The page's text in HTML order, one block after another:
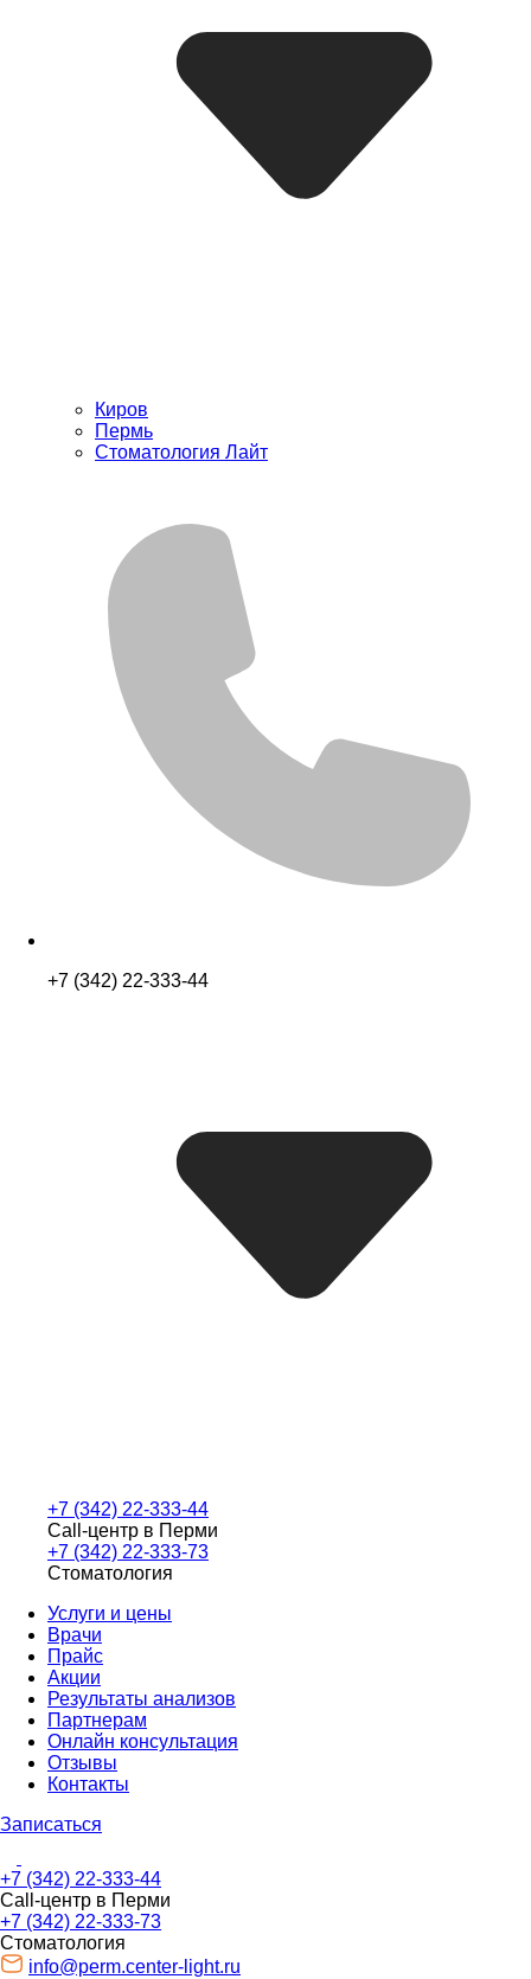
Киров
Пермь
Стоматология Лайт
+7 (342) 22-333-44
+7 (342) 22-333-44
Call-центр в Перми
+7 (342) 22-333-73
Стоматология
Услуги и цены
Врачи
Прайс
Акции
Результаты анализов
Партнерам
Онлайн консультация
Отзывы
Контакты
Записаться
+7 (342) 22-333-44
Call-центр в Перми
+7 (342) 22-333-73
Стоматология
info@perm.center-light.ru